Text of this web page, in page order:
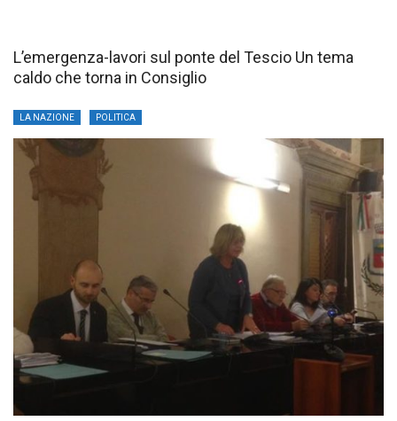
L’emergenza-lavori sul ponte del Tescio Un tema
caldo che torna in Consiglio
LA NAZIONE POLITICA